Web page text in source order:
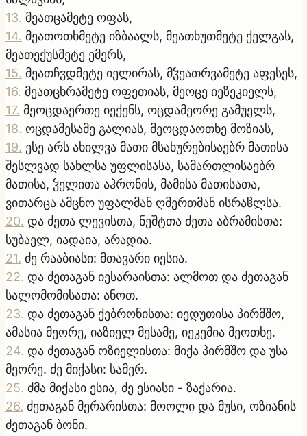
13. მეათცამეტე ოფას,
14. მეათოთხმეტე იზბაალს, მეათხუთმეტე ქელგას,
მეათექუსმეტე ემერს,
15. მეათჩჳდმეტე იელირას, მჴეათრვამეტე აფესეს,
16. მეათცხრამეტე ოფეთიას, მეოცე იეზეკიელს,
17. მეოცდაერთე იექენს, ოცდამეორე გამუელს,
18. ოცდამესამე გალიას, მეოცდაოთხე მოზიას,
19. ესე არს ახილვა მათი მსახურებისაებრ მათისა
შესლვად სახლსა უფლისასა, სამართლისაებრ
მათისა, ჴელითა აჰრონის, მამისა მათისათა,
ვითარცა ამცნო უფალმან ღმერთმან ისრაჱლსა.
20. და ძეთა ლევისთა, ნეშტთა ძეთა აბრამისთა:
სუბაელ, იადაია, არადია.
21. ძე რააბიასი: მთავარი იესია.
22. და ძეთაგან იესარაისთა: ალმოთ და ძეთაგან
სალომომისათა: ანოთ.
23. და ძეთაგან ქებრონისთა: იედუთისა პირმშო,
ამასია მეორე, იაზიელ მესამე, იეკემია მეოთხე.
24. და ძეთაგან ოზიელისთა: მიქა პირმშო და უსა
მეორე. ძე მიქასი: სამერ.
25. ძმა მიქასი ესია, ძე ესიასი - ზაქარია.
26. ძეთაგან მერარისთა: მოოლი და მუსი, ოზიანის
ძეთაგან ბონი.